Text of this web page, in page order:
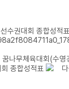
수권대회 종합성적
나무체육대회(수영
종합성적표